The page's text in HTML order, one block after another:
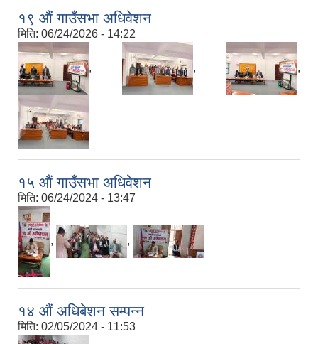
१९ औं गाउँसभा अधिवेशन
मिति: 06/24/2026 - 14:22
, , ,
१५ औं गाउँसभा अधिवेशन
मिति: 06/24/2024 - 13:47
, ,
१४ औं अधिबेशन सम्पन्न
मिति: 02/05/2024 - 11:53